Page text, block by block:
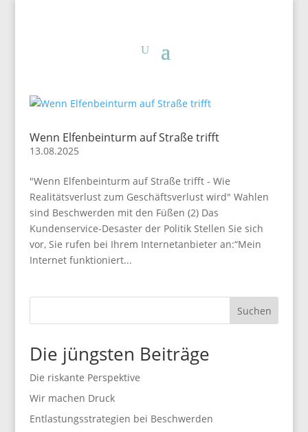
Wenn Elfenbeinturm auf Straße trifft
13.08.2025
"Wenn Elfenbeinturm auf Straße trifft - Wie
Realitätsverlust zum Geschäftsverlust wird" Wahlen
sind Beschwerden mit den Füßen (2) Das
Kundenservice-Desaster der Politik Stellen Sie sich
vor, Sie rufen bei Ihrem Internetanbieter an:“Mein
Internet funktioniert...
Suchen
Die jüngsten Beiträge
Die riskante Perspektive
Wir machen Druck
Entlastungsstrategien bei Beschwerden